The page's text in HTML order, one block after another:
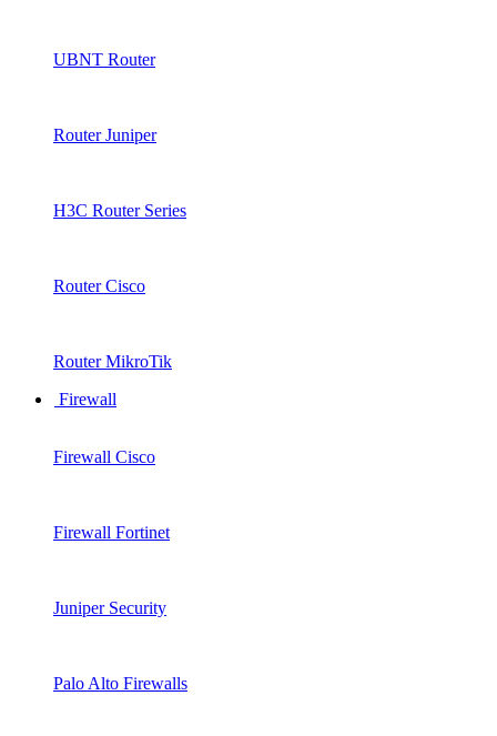
UBNT Router
Router Juniper
H3C Router Series
Router Cisco
Router MikroTik
Firewall
Firewall Cisco
Firewall Fortinet
Juniper Security
Palo Alto Firewalls